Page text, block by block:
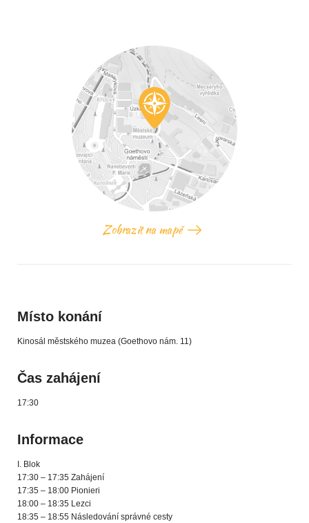
Zobrazit na mapě
Místo konání
Kinosál městského muzea (Goethovo nám. 11)
Čas zahájení
17:30
Informace
I. Blok
17:30 – 17:35 Zahájení
17:35 – 18:00 Pionieri
18:00 – 18:35 Lezci
18:35 – 18:55 Následování správné cesty